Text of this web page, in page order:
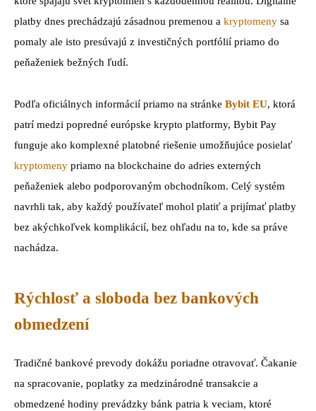
platby dnes prechádzajú zásadnou premenou a kryptomeny sa
pomaly ale isto presúvajú z investičných portfólií priamo do
peňaženiek bežných ľudí.
Podľa oficiálnych informácií priamo na stránke Bybit EU, ktorá
patrí medzi popredné európske krypto platformy, Bybit Pay
funguje ako komplexné platobné riešenie umožňujúce posielať
kryptomeny priamo na blockchaine do adries externých
peňaženiek alebo podporovaným obchodníkom. Celý systém
navrhli tak, aby každý používateľ mohol platiť a prijímať platby
bez akýchkoľvek komplikácií, bez ohľadu na to, kde sa práve
nachádza.
Rýchlosť a sloboda bez bankových
obmedzení
Tradičné bankové prevody dokážu poriadne otravovať. Čakanie
na spracovanie, poplatky za medzinárodné transakcie a
obmedzené hodiny prevádzky bánk patria k veciam, ktoré